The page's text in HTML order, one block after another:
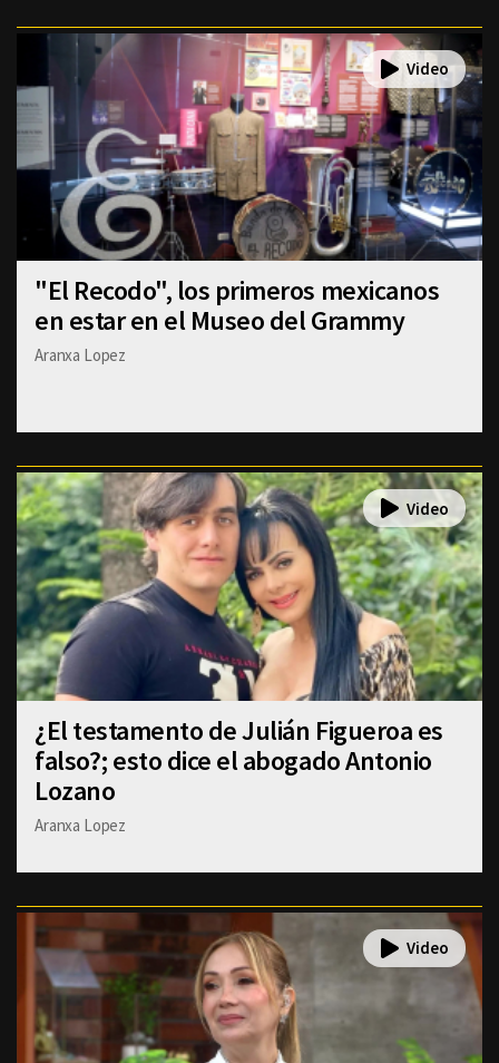
"El Recodo", los primeros mexicanos
en estar en el Museo del Grammy
Aranxa Lopez
¿El testamento de Julián Figueroa es
falso?; esto dice el abogado Antonio
Lozano
Aranxa Lopez